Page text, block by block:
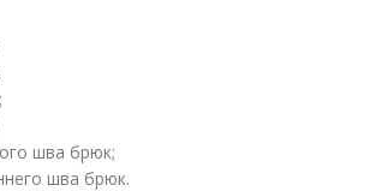
шва брюк;
шва брюк.